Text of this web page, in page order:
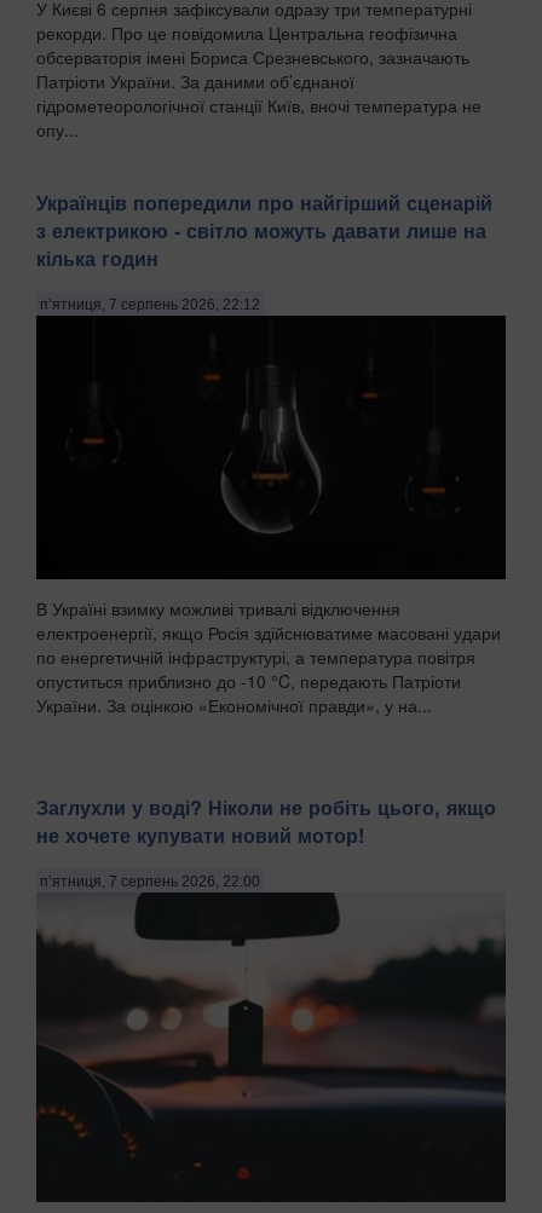
У Києві 6 серпня зафіксували одразу три температурні
рекорди. Про це повідомила Центральна геофізична
обсерваторія імені Бориса Срезневського, зазначають
Патріоти України. За даними об’єднаної
гідрометеорологічної станції Київ, вночі температура не
опу...
Українців попередили про найгірший сценарій
з електрикою - світло можуть давати лише на
кілька годин
п’ятниця, 7 серпень 2026, 22:12
В Україні взимку можливі тривалі відключення
електроенергії, якщо Росія здійснюватиме масовані удари
по енергетичній інфраструктурі, а температура повітря
опуститься приблизно до -10 °C, передають Патріоти
України. За оцінкою «Економічної правди», у на...
Заглухли у воді? Ніколи не робіть цього, якщо
не хочете купувати новий мотор!
п’ятниця, 7 серпень 2026, 22:00